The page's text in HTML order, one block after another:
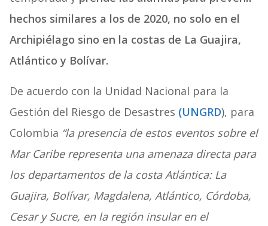
hechos similares a los de 2020, no solo en el
Archipiélago sino en la costas de La Guajira,
Atlántico y Bolívar.
De acuerdo con la Unidad Nacional para la
Gestión del Riesgo de Desastres (UNGRD), para
Colombia “la presencia de estos eventos sobre el
Mar Caribe representa una amenaza directa para
los departamentos de la costa Atlántica: La
Guajira, Bolívar, Magdalena, Atlántico, Córdoba,
Cesar y Sucre, en la región insular en el